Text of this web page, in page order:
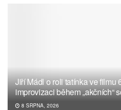
Jiří Mádl o roli tatínka ve filmu
improvizaci během „akčních“
8 SRPNA, 2026